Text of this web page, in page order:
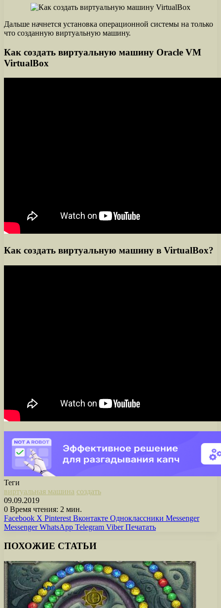
Дальше начнется установка операционной системы на только
что созданную виртуальную машину.
Как создать виртуальную машину Oracle VM
VirtualBox
Как создать виртуальную машину в VirtualBox?
Теги
виртуальная машина создать
09.09.2019
0 Время чтения: 2 мин.
Facebook X Pinterest Вконтакте Одноклассники Messenger
Messenger WhatsApp Telegram Viber Печатать
ПОХОЖИЕ СТАТЬИ